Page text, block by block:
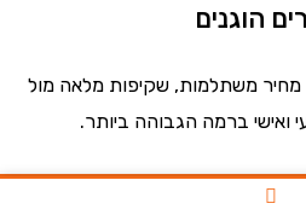
משתלמות, שקיפות מלאה מול
ברמה הגבוהה ביותר.